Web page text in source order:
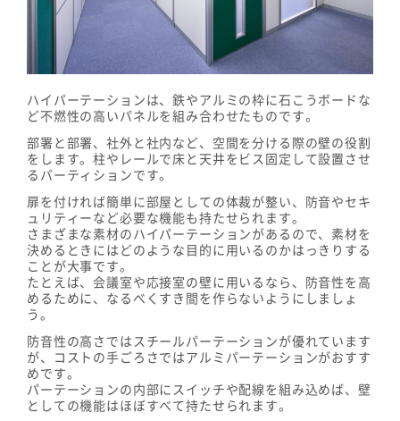
ハイパーテーションは、鉄やアルミの枠に石こうボードな
ど不燃性の高いパネルを組み合わせたものです。
部署と部署、社外と社内など、空間を分ける際の壁の役割
をします。柱やレールで床と天井をビス固定して設置させ
るパーティションです。
扉を付ければ簡単に部屋としての体裁が整い、防音やセキ
ュリティーなど必要な機能も持たせられます。
さまざまな素材のハイパーテーションがあるので、素材を
決めるときにはどのような目的に用いるのかはっきりする
ことが大事です。
たとえば、会議室や応接室の壁に用いるなら、防音性を高
めるために、なるべくすき間を作らないようにしましょ
う。
防音性の高さではスチールパーテーションが優れています
が、コストの手ごろさではアルミパーテーションがおすす
めです。
パーテーションの内部にスイッチや配線を組み込めば、壁
としての機能はほぼすべて持たせられます。